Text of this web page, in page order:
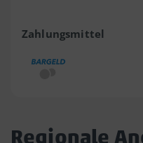
Zahlungsmittel
Regionale